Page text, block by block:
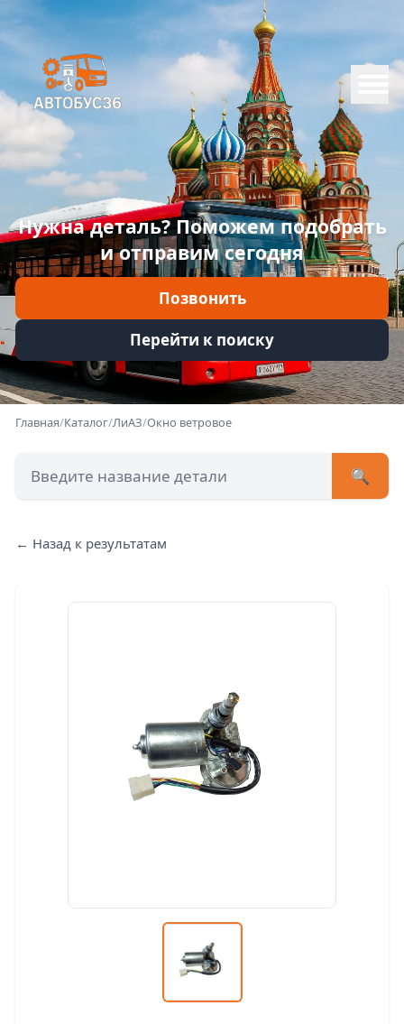
Нужна деталь? Поможем подобрать
и отправим сегодня
Позвонить
Перейти к поиску
Меню
Главная
Каталог
Марки
Информация
Главная/Каталог/ЛиАЗ/Окно ветровое
🔍
← Назад к результатам